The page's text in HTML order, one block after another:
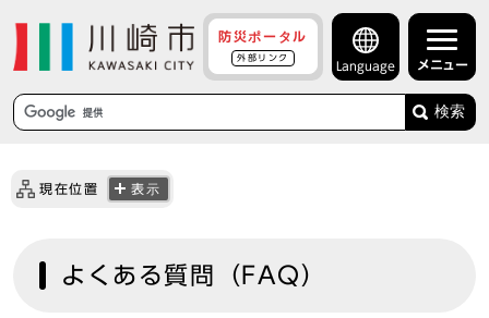
防災ポータル
外部リンク
Language メニュー
検索
現在位置 表示
よくある質問（FAQ）